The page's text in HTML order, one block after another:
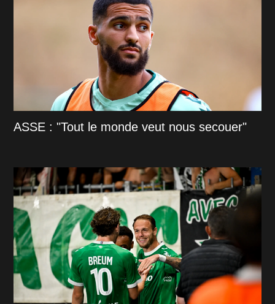
ASSE : "Tout le monde veut nous secouer"